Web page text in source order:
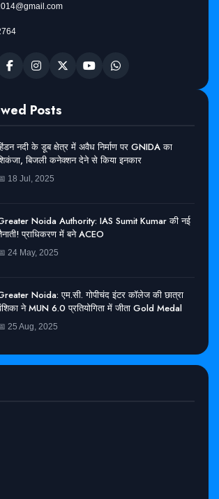
Posts
नदी के डूब क्षेत्र में अवैध निर्माण पर GNIDA का
बिजली कनेक्शन देने से किया इनकार
18 Jul, 2025
Noida Authority: IAS Sumit Kumar की नई
प्राधिकरण में बने ACEO
24 May, 2025
Noida: एम.सी. गोपीचंद इंटर कॉलेज की छात्रा
ने MUN 6.0 प्रतियोगिता में जीता Gold Medal
25 Aug, 2025